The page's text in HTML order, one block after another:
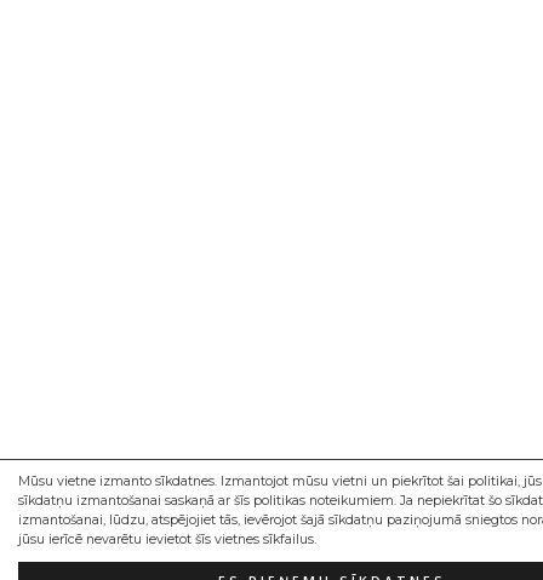
Mūsu vietne izmanto sīkdatnes. Izmantojot mūsu vietni un piekrītot šai politikai,
sīkdatņu izmantošanai saskaņā ar šīs politikas noteikumiem. Ja nepiekrītat šo
izmantošanai, lūdzu, atspējojiet tās, ievērojot šajā sīkdatņu paziņojumā sniegtos
jūsu ierīcē nevarētu ievietot šīs vietnes sīkfailus.